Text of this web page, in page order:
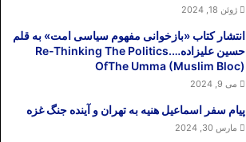
ژوئن 18, 2024
انتشار کتاب «بازخوانی مفهوم سیاسی امت» به قلم
حسین علیزاده….Re-Thinking The Politics
OfThe Umma (Muslim Bloc)
می 9, 2024
پیام سفر اسماعیل هنیه به تهران و آینده جنگ غزه
مارس 30, 2024